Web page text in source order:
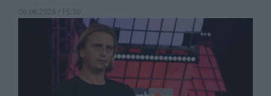
06.08.2026 / 15:30